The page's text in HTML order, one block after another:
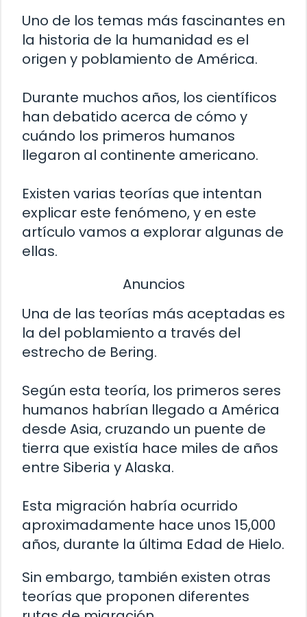
Uno de los temas más fascinantes en
la historia de la humanidad es el
origen y poblamiento de América.
Durante muchos años, los científicos
han debatido acerca de cómo y
cuándo los primeros humanos
llegaron al continente americano.
Existen varias teorías que intentan
explicar este fenómeno, y en este
artículo vamos a explorar algunas de
ellas.
Anuncios
Una de las teorías más aceptadas es
la del poblamiento a través del
estrecho de Bering.
Según esta teoría, los primeros seres
humanos habrían llegado a América
desde Asia, cruzando un puente de
tierra que existía hace miles de años
entre Siberia y Alaska.
Esta migración habría ocurrido
aproximadamente hace unos 15,000
años, durante la última Edad de Hielo.
Sin embargo, también existen otras
teorías que proponen diferentes